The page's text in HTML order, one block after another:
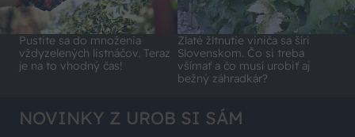
Pustite sa do množenia
vždyzelených listnáčov. Teraz
je na to vhodný čas!
Zlaté žltnutie viniča sa šíri
Slovenskom. Čo si treba
všímať a čo musí urobiť aj
bežný záhradkár?
NOVINKY Z UROB SI SÁM